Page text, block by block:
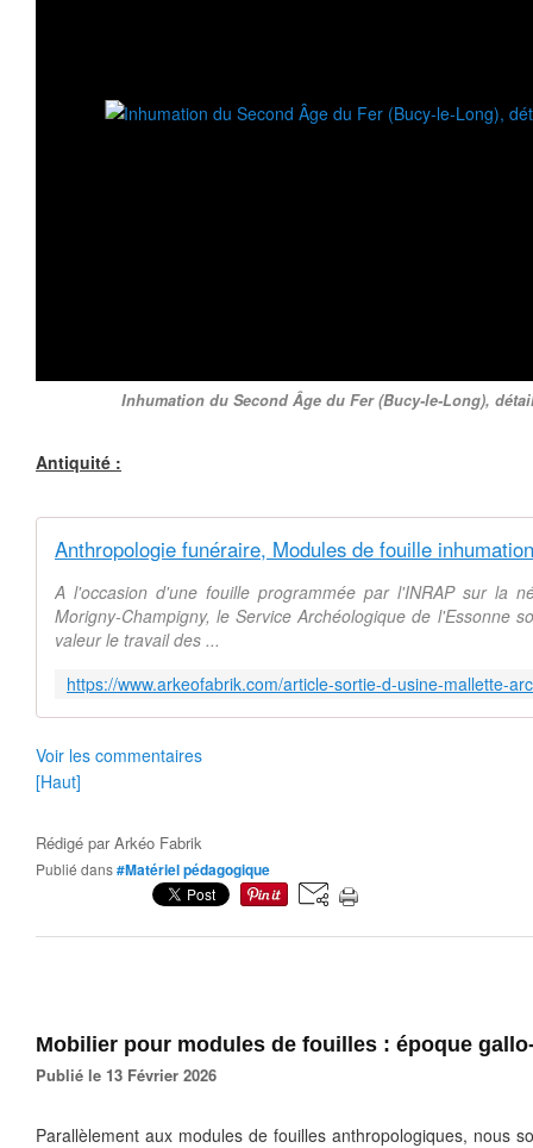
Inhumation du Second Âge du Fer (Bucy-le-Long),
Antiquité :
A l'occasion d'une fouille programmée par l'INRAP sur la
Morigny-Champigny, le Service Archéologique de l'Essonne
valeur le travail des ...
Voir les commentaires
[Haut]
Rédigé parArkéo Fabrik
Publié dans#Matériel pédagogique
Mobilier pour modules de fouilles : époque
Publié le 13 Février 2026
Parallèlement aux modules de fouilles anthropologiques, nous